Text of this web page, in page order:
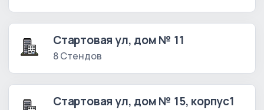
Стартовая ул, дом № 11
8 Стендов
Стартовая ул, дом № 15, корпус1